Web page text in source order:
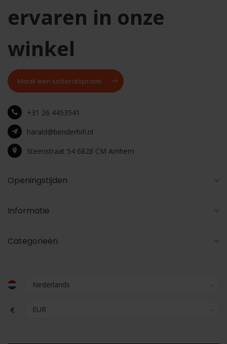
ervaren in onze
winkel
Maak een luisterafspraak
+31 26 4453541
harald@benderhifi.nl
Steenstraat 54 6828 CM Arnhem
Openingstijden
Informatie
Categorieën
€